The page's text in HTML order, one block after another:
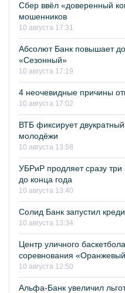
Сбер ввёл «доверенный
мошенников
10 августа 17:31
Абсолют Банк повышает
«Сезонный»
10 августа 17:19
4 неочевидные причины
10 августа 17:02
ВТБ фиксирует
молодёжи
10 августа 13:58
УБРиР продляет сразу
до конца года
10 августа 13:40
Солид Банк запустил
10 августа 13:34
Центр уличного
соревнования
10 августа 12:50
Альфа-Банк увеличил